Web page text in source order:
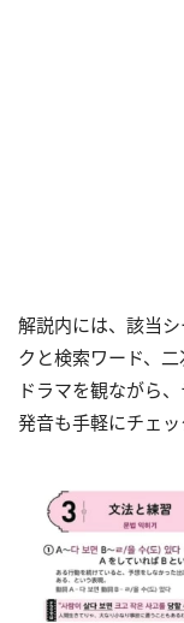
解説内には、該当
クと検索ワード、
ドラマを観ながら
発音も手軽にチェッ